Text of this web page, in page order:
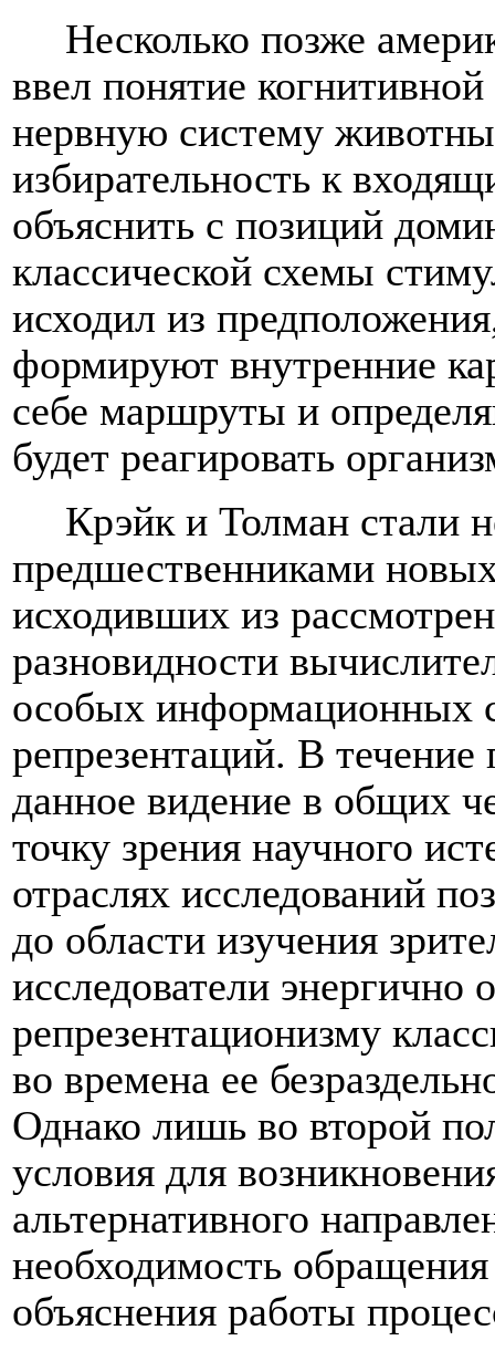
Несколько позже
ввел понятие
нервную систему
избирательность к
объяснить с позиций
классической схемы
исходил из
формируют внутренние
себе маршруты и
будет реагировать
Крэйк и Толман стали
предшественниками
исходивших из
разновидности
особых информационных
репрезентаций. В течение
данное видение в общих
точку зрения научного
отраслях исследований
до области изучения
исследователи энергично
репрезентационизму
во времена ее
Однако лишь во второй
условия для
альтернативного
необходимость
объяснения работы